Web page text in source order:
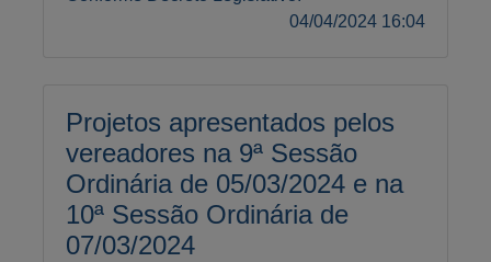
04/04/2024 16:04
Projetos apresentados pelos
vereadores na 9ª Sessão
Ordinária de 05/03/2024 e na
10ª Sessão Ordinária de
07/03/2024